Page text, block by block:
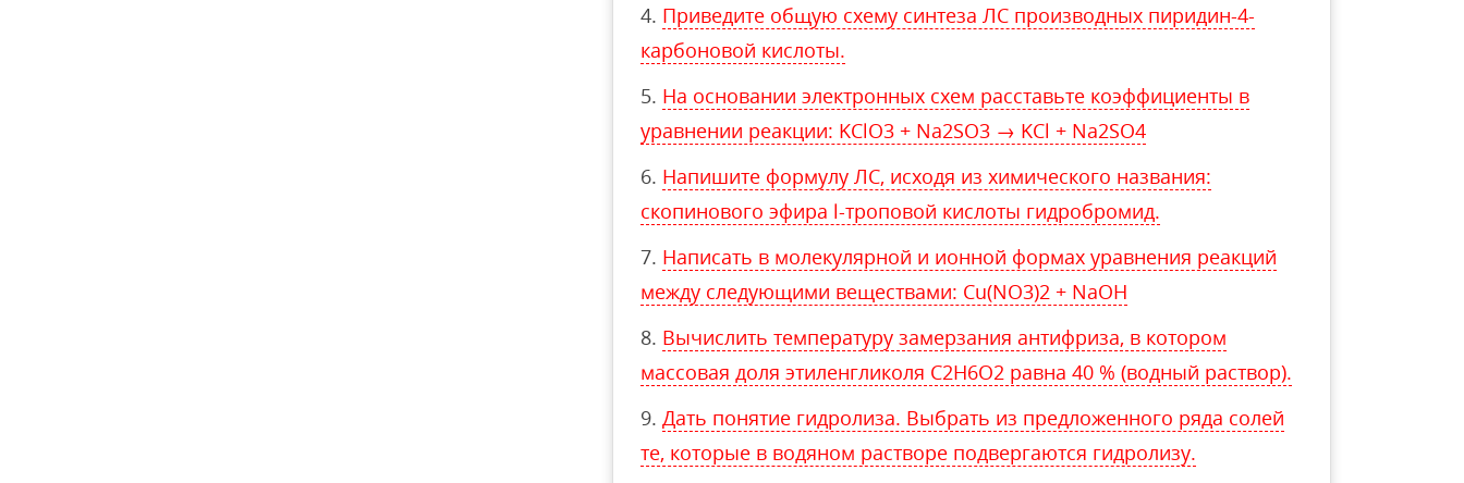
Приведите общую схему синтеза ЛС производных пиридин-4-
карбоновой кислоты.
На основании электронных схем расставьте коэффициенты в
уравнении реакции: KClO3 + Na2SO3 → KCl + Na2SO4
Напишите формулу ЛС, исходя из химического названия:
скопинового эфира l-троповой кислоты гидробромид.
Написать в молекулярной и ионной формах уравнения реакций
между следующими веществами: Cu(NO3)2 + NaOH
Вычислить температуру замерзания антифриза, в котором
массовая доля этиленгликоля C2H6O2 равна 40 % (водный раствор).
Дать понятие гидролиза. Выбрать из предложенного ряда солей
те, которые в водяном растворе подвергаются гидролизу.